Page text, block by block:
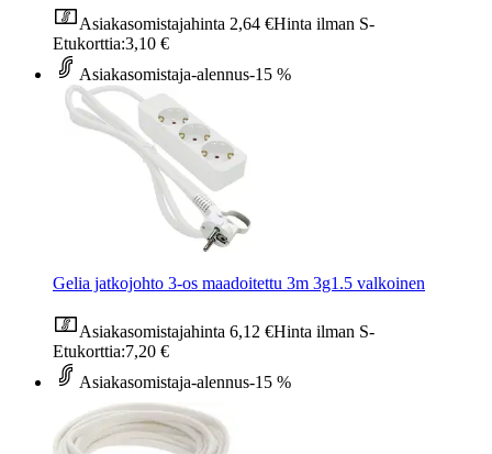
Asiakasomistajahinta 2,64 €Hinta ilman S-
Etukorttia:3,10 €
Asiakasomistaja-alennus-15 %
Gelia jatkojohto 3-os maadoitettu 3m 3g1.5 valkoinen
Asiakasomistajahinta 6,12 €Hinta ilman S-
Etukorttia:7,20 €
Asiakasomistaja-alennus-15 %